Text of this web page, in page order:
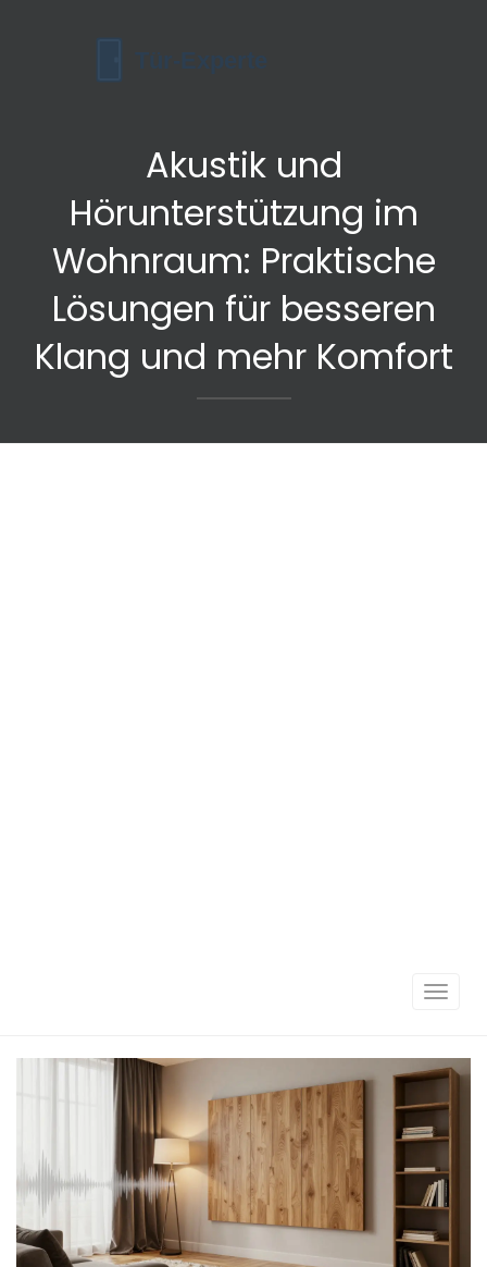
Akustik und
Hörunterstützung im
Wohnraum: Praktische
Lösungen für besseren
Klang und mehr Komfort